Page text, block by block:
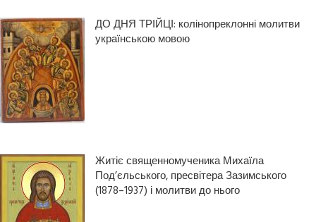
ДО ДНЯ ТРІЙЦІ: колінопреклонні молитви
українською мовою
Житіє священномученика Михаїла
Под’єльського, пресвітера Зазимського
(1878–1937) і молитви до нього